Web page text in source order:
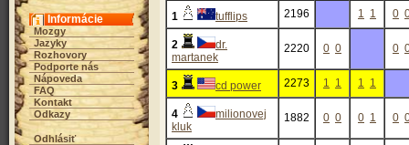
Informácie
Mozgy
Jazyky
Rozhovory
Podporte nás
Nápoveda
FAQ
Kontakt
Odkazy
Odhlásiť
1 tufflips 2196 1 1 0
2
dr.
martanek
2220 0 0 0
3 cd power 2273 1 1 1 1
4
milionovej
kluk
1882 0 0 0 1 0